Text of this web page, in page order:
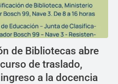
de Bibliotecas abre
de traslado,
a la docencia